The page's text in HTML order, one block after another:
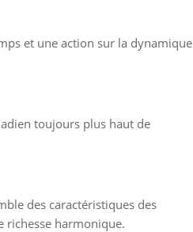
et une action sur la dynamique
toujours plus haut de
des caractéristiques des
richesse harmonique.